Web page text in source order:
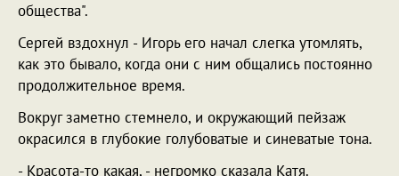
общества".
Сергей вздохнул - Игорь его начал слегка утомлять,
как это бывало, когда они с ним общались постоянно
продолжительное время.
Вокруг заметно стемнело, и окружающий пейзаж
окрасился в глубокие голубоватые и синеватые тона.
- Красота-то какая, - негромко сказала Катя.